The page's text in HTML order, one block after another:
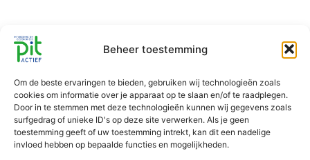
Beheer toestemming
Om de beste ervaringen te bieden, gebruiken wij technologieën zoals
cookies om informatie over je apparaat op te slaan en/of te raadplegen.
Door in te stemmen met deze technologieën kunnen wij gegevens zoals
surfgedrag of unieke ID's op deze site verwerken. Als je geen
toestemming geeft of uw toestemming intrekt, kan dit een nadelige
invloed hebben op bepaalde functies en mogelijkheden.